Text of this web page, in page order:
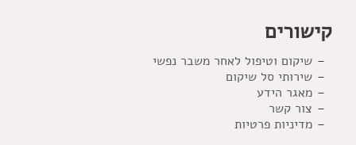
קישורים
שיקום וטיפול לאחר משבר נפשי
שירותי סל שיקום
מאגר הידע
צור קשר
מדיניות פרטיות